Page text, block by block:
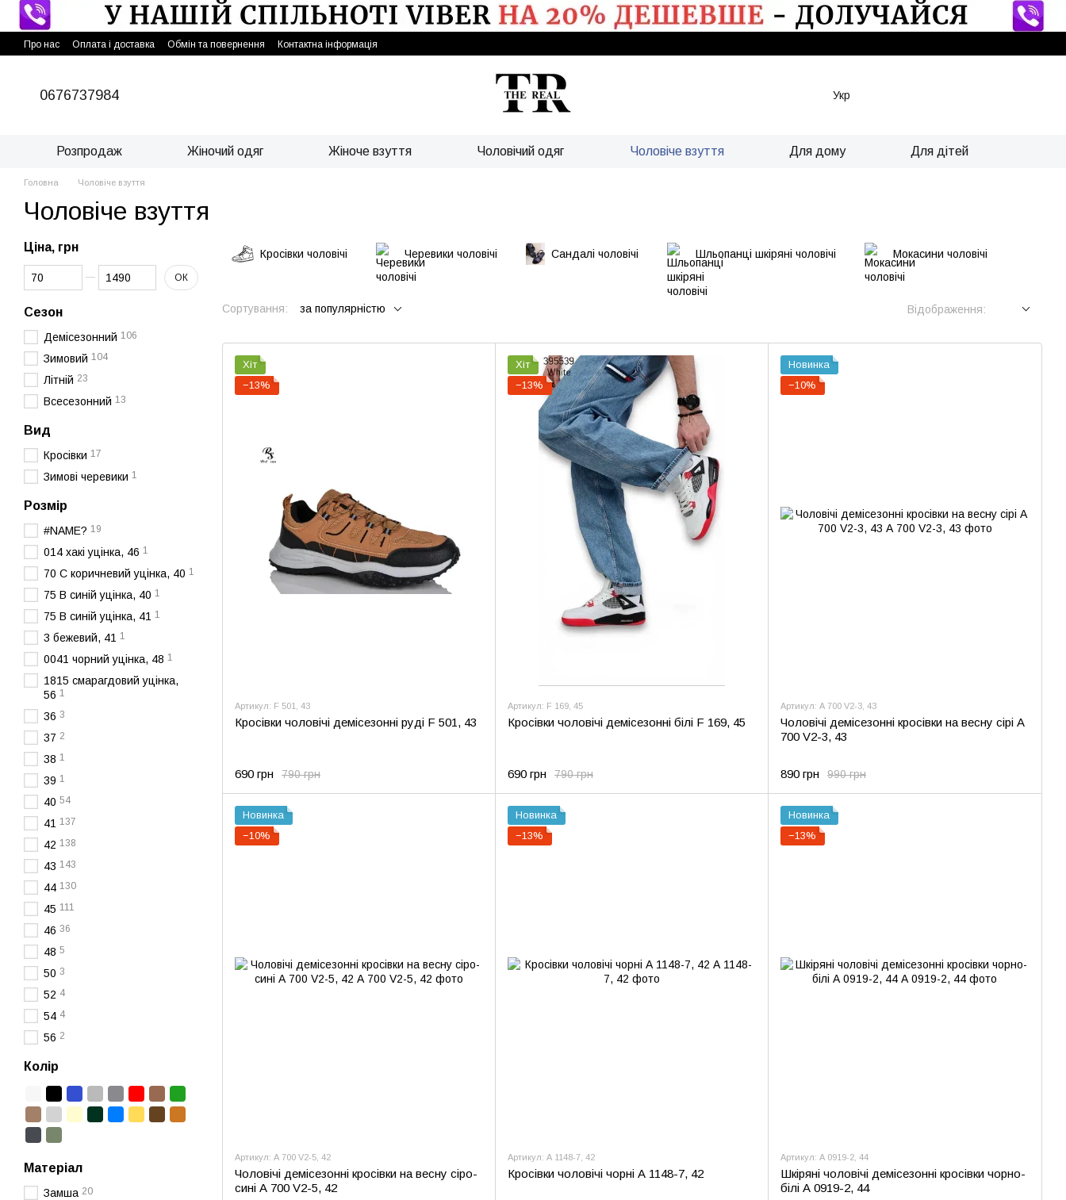
Перейти до основного контенту
Про нас Оплата і доставка Обмін та повернення Контактна інформація
0676737984 Укр
Розпродаж Жіночий одяг Жіноче взуття Чоловічий одяг Чоловіче взуття Для дому Для дітей
Головна Чоловіче взуття
Чоловіче взуття
Кросівки чоловічі Черевики чоловічі Сандалі чоловічі Шльопанці шкіряні чоловічі Мокасини чоловічі
Сортування: за популярністю Відображення:
Хіт
−13%
Артикул: F 501, 43
Кросівки чоловічі демісезонні руді F 501, 43
790 грн
690 грн
Хіт
−13%
Артикул: F 169, 45
Кросівки чоловічі демісезонні білі F 169, 45
790 грн
690 грн
Новинка
−10%
Артикул: А 700 V2-3, 43
Чоловічі демісезонні кросівки на весну сірі А
700 V2-3, 43
990 грн
890 грн
Новинка
−10%
Артикул: А 700 V2-5, 42
Чоловічі демісезонні кросівки на весну сіро-
сині А 700 V2-5, 42
Новинка
−13%
Артикул: А 1148-7, 42
Кросівки чоловічі чорні А 1148-7, 42
Новинка
−13%
Артикул: А 0919-2, 44
Шкіряні чоловічі демісезонні кросівки чорно-
білі А 0919-2, 44
Ціна, грн
Від Ціна, грн
До Ціна, грн ОК
Сезон
Демісезонний 106
Зимовий 104
Літній 23
Всесезонний 13
Вид
Кросівки 17
Зимові черевики 1
Розмір
#NAME? 19
014 хакі уцінка, 46 1
70 C коричневий уцінка, 40 1
75 В синій уцінка, 40 1
75 В синій уцінка, 41 1
3 бежевий, 41 1
0041 чорний уцінка, 48 1
1815 смарагдовий уцінка,
56 1
36 3
37 2
38 1
39 1
40 54
41 137
42 138
43 143
44 130
45 111
46 36
48 5
50 3
52 4
54 4
56 2
Колір
Матеріал
Замша 20